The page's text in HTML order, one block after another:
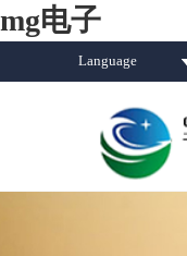
mg电子
Language